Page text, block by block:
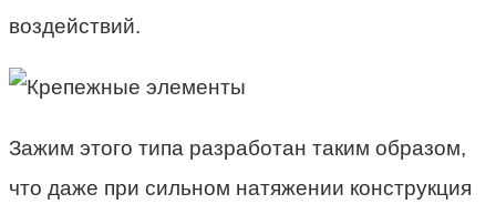
воздействий.
Зажим этого типа разработан таким образом,
что даже при сильном натяжении конструкция